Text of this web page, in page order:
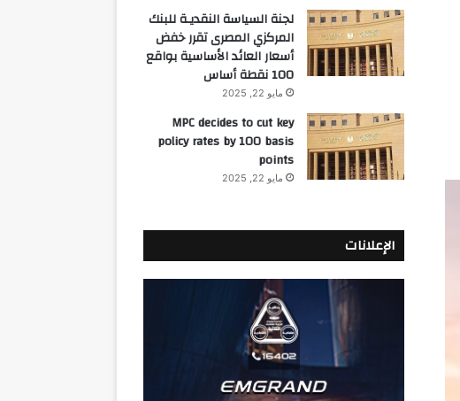
لجنة السياسة النقديـة للبنك
المركزي المصرى تقرر خفض
أسعار العائد الأساسية بواقع
100 نقطة أساس
مايو 22, 2025
MPC decides to cut key
policy rates by 100 basis
points
مايو 22, 2025
الإعلانات